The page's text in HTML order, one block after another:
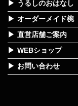
うるしのおはなし
オーダーメイド椀
直営店舗ご案内
WEBショップ
お問い合わせ